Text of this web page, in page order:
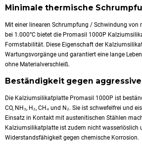
Minimale thermische
Mit einer linearen Schrumpfung / Schwindung von
bei 1.000°C bietet die Promasil 1000P
Formstabilität. Diese Eigenschaft der
Wartungsvorgänge und garantiert eine lange
ohne Materialverschleiß.
Beständigkeit gegen
Die Kalziumsilikatplatte Promasil 1000P ist
CO, NH₃, H₂, CH₄ und N₂. Sie ist schwefelfrei und
Einsatz in Kontakt mit austenitischen Stählen
Kalziumsilikatplatte ist zudem nicht wasserlöslich
Widerstandsfähigkeit gegen chemische Korrosion.